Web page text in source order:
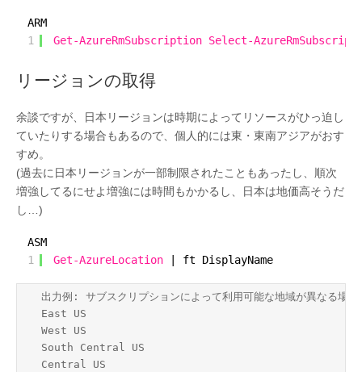
ARM
1
Get-AzureRmSubscription Select-
リージョンの取得
余談ですが、日本リージョンは時期によってリソースがひっ迫し
ていたりする場合もあるので、個人的には東・東南アジアがおす
すめ。
(過去に日本リージョンが一部制限されたこともあったし、順次
増強してるにせよ増強には時間もかかるし、日本は地価高そうだ
し…)
ASM
1
Get-AzureLocation | ft DisplayName
出力例: サブスクリプションによって利用可能な地域が異なる場合
East US
West US
South Central US
Central US